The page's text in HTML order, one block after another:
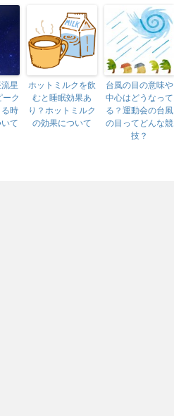
星
ク
時
て
ホットミルクを飲
むと睡眠効果あ
り？ホットミルク
の効果について
台風の目の意味や
中心はどうなって
る？運動会の台風
の目ってどんな競
技？